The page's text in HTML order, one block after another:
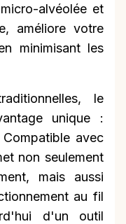
alvéolée et
améliore votre
minimisant les
le
unique :
avec
non seulement
mais aussi
au fil
d'un outil